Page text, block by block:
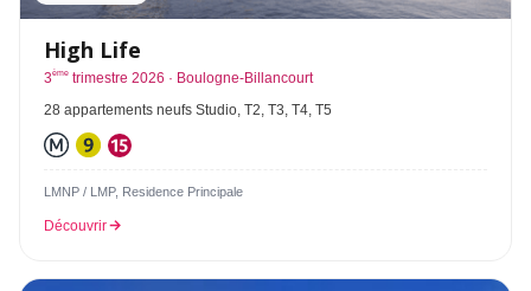
High Life
3ème trimestre 2026 · Boulogne-Billancourt
28 appartements neufs Studio, T2, T3, T4, T5
LMNP / LMP, Residence Principale
Découvrir